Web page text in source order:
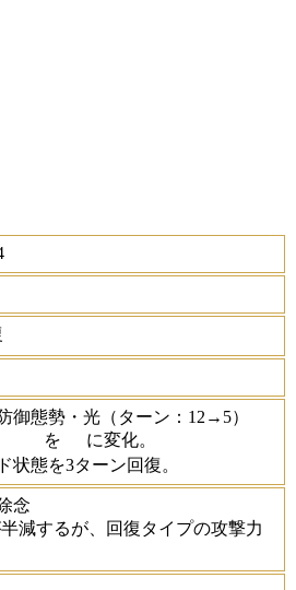
御態勢・光 （ターン：12→5）
を
に変化。
状態を3ターン回復。
念
減するが、回復タイプの攻撃力